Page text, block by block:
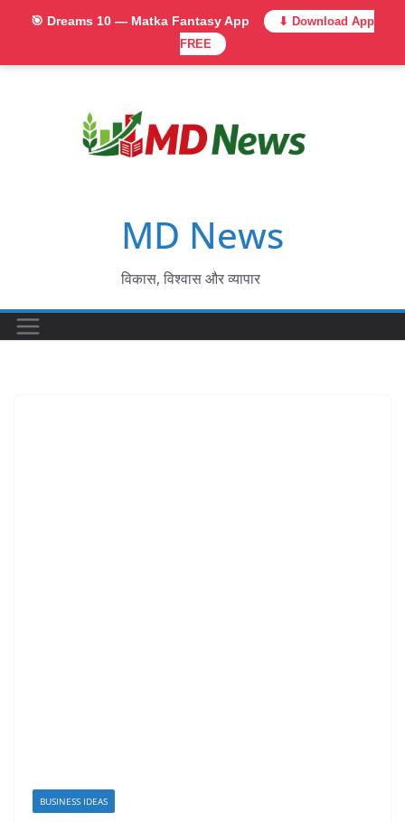
🎯 Dreams 10 — Matka Fantasy App
⬇ Download App
FREE
MD News
विकास, विश्वास और व्यापार
BUSINESS IDEAS